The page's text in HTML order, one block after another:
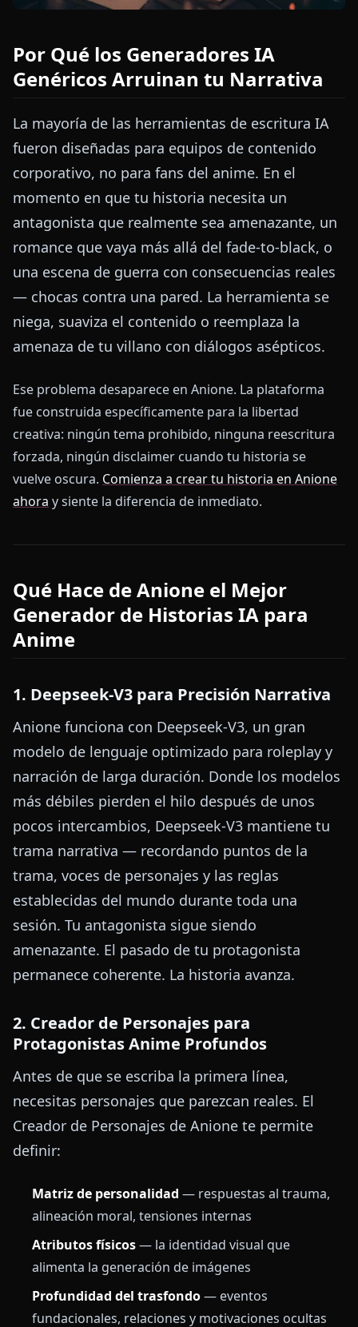
Por Qué los Generadores IA
Genéricos Arruinan tu Narrativa
La mayoría de las herramientas de escritura IA
fueron diseñadas para equipos de contenido
corporativo, no para fans del anime. En el
momento en que tu historia necesita un
antagonista que realmente sea amenazante, un
romance que vaya más allá del fade-to-black, o
una escena de guerra con consecuencias reales
— chocas contra una pared. La herramienta se
niega, suaviza el contenido o reemplaza la
amenaza de tu villano con diálogos asépticos.
Ese problema desaparece en Anione. La plataforma
fue construida específicamente para la libertad
creativa: ningún tema prohibido, ninguna reescritura
forzada, ningún disclaimer cuando tu historia se
vuelve oscura. Comienza a crear tu historia en Anione
ahora y siente la diferencia de inmediato.
Qué Hace de Anione el Mejor
Generador de Historias IA para
Anime
1. Deepseek-V3 para Precisión Narrativa
Anione funciona con Deepseek-V3, un gran
modelo de lenguaje optimizado para roleplay y
narración de larga duración. Donde los modelos
más débiles pierden el hilo después de unos
pocos intercambios, Deepseek-V3 mantiene tu
trama narrativa — recordando puntos de la
trama, voces de personajes y las reglas
establecidas del mundo durante toda una
sesión. Tu antagonista sigue siendo
amenazante. El pasado de tu protagonista
permanece coherente. La historia avanza.
2. Creador de Personajes para
Protagonistas Anime Profundos
Antes de que se escriba la primera línea,
necesitas personajes que parezcan reales. El
Creador de Personajes de Anione te permite
definir:
Matriz de personalidad — respuestas al trauma,
alineación moral, tensiones internas
Atributos físicos— la identidad visual que
alimenta la generación de imágenes
Profundidad del trasfondo— eventos
fundacionales, relaciones y motivaciones ocultas